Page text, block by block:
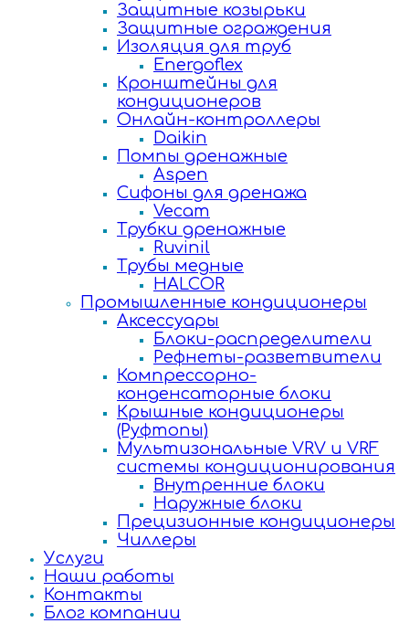
Защитные козырьки
Защитные ограждения
Изоляция для труб
Energoflex
Кронштейны для
кондиционеров
Онлайн-контроллеры
Daikin
Помпы дренажные
Aspen
Сифоны для дренажа
Vecam
Трубки дренажные
Ruvinil
Трубы медные
HALCOR
Промышленные кондиционеры
Аксессуары
Блоки-распределители
Рефнеты-разветвители
Компрессорно-
конденсаторные блоки
Крышные кондиционеры
(Руфтопы)
Мультизональные VRV и VRF
системы кондиционирования
Внутренние блоки
Наружные блоки
Прецизионные кондиционеры
Чиллеры
Услуги
Наши работы
Контакты
Блог компании